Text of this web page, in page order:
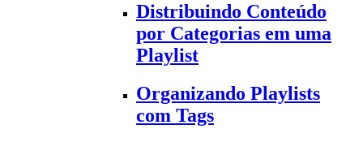
Distribuindo Conteúdo
por Categorias em uma
Playlist
Organizando Playlists
com Tags